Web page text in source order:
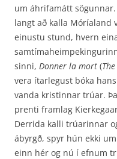
um áhrifamátt
langt að kalla Móríaland
einustu stund, hvern
sinni, Donner la mort (
vera ítarlegust bóka
vanda kristinnar trúar.
prenti framlag
Derrida kalli trúarinnar
ábyrgð, spyr hún ekki
einn hér og nú í efnum